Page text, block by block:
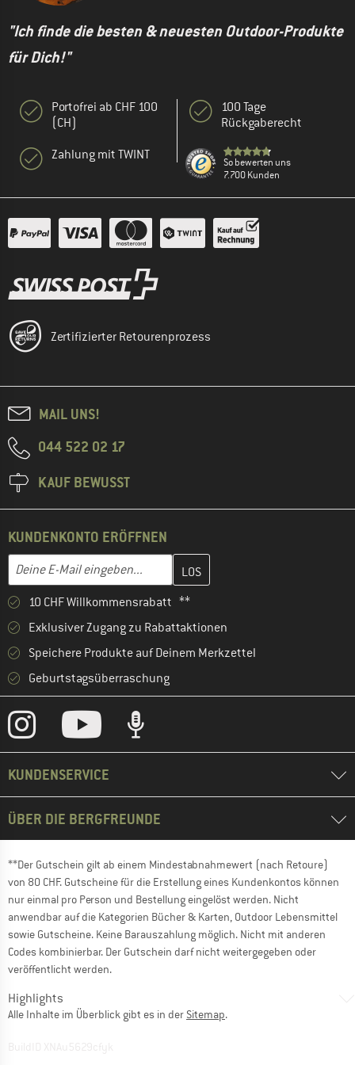
"Ich finde die besten & neuesten Outdoor-Produkte
für Dich!"
Portofrei ab CHF 100
(CH)
Zahlung mit TWINT
100 Tage
Rückgaberecht
So bewerten uns
7.700 Kunden
Zertifizierter Retourenprozess
MAIL UNS!
044 522 02 17
KAUF BEWUSST
KUNDENKONTO ERÖFFNEN
E-Mail-Adresse
Gib hier deine E-Mail-Adresse ein und erstelle im nächsten
10 CHF Willkommensrabatt **
Exklusiver Zugang zu Rabattaktionen
Speichere Produkte auf Deinem Merkzettel
Geburtstagsüberraschung
KUNDENSERVICE
ÜBER DIE BERGFREUNDE
**Der Gutschein gilt ab einem Mindestabnahmewert (nach Retoure)
von 80 CHF. Gutscheine für die Erstellung eines Kundenkontos können
nur einmal pro Person und Bestellung eingelöst werden. Nicht
anwendbar auf die Kategorien Bücher & Karten, Outdoor Lebensmittel
sowie Gutscheine. Keine Barauszahlung möglich. Nicht mit anderen
Codes kombinierbar. Der Gutschein darf nicht weitergegeben oder
veröffentlicht werden.
Highlights
Alle Inhalte im Überblick gibt es in der Sitemap.